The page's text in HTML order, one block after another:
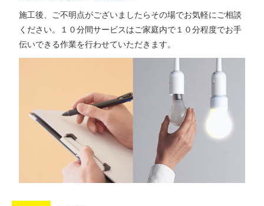
施工後、ご不明点がございましたらその場でお気軽にご相談
ください。１０分間サービスはご家庭内で１０分程度でお手
伝いできる作業を行わせていただきます。